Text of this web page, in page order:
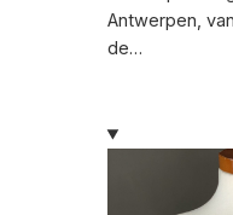
Antwerpen,
de…